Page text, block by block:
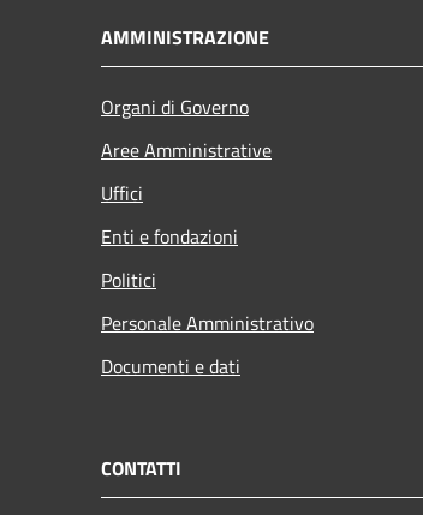
AMMINISTRAZIONE
Organi di Governo
Aree Amministrative
Uffici
Enti e fondazioni
Politici
Personale Amministrativo
Documenti e dati
CONTATTI